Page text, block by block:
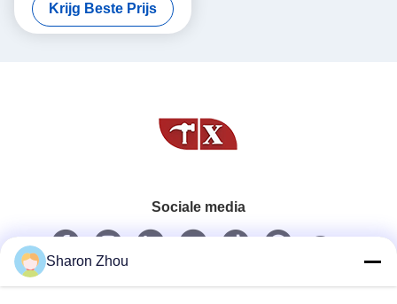
1600x1200 21,3 inch
Krijg Beste Prijs
Sociale media
Snel contact
Sharon Zhou